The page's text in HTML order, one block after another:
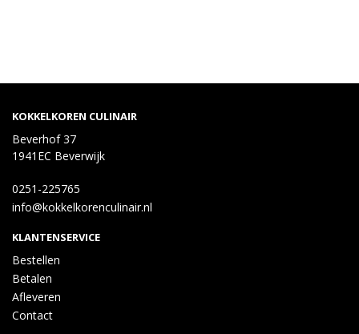
KOKKELKOREN CULINAIR
Beverhof 37
1941EC Beverwijk
0251-225765
info@kokkelkorenculinair.nl
KLANTENSERVICE
Bestellen
Betalen
Afleveren
Contact